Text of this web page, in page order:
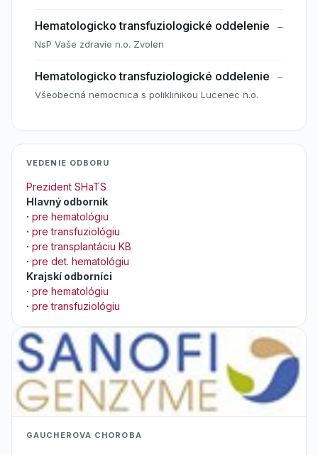
Hematologicko transfuziologické oddelenie
–
NsP Vaše zdravie n.o. Zvolen
Hematologicko transfuziologické oddelenie
–
Všeobecná nemocnica s poliklinikou Lucenec n.o.
VEDENIE ODBORU
Prezident SHaTS
Hlavný odborník
· pre hematológiu
· pre transfuziológiu
· pre transplantáciu KB
· pre det. hematológiu
Krajskí odborníci
· pre hematológiu
· pre transfuziológiu
GAUCHEROVA CHOROBA